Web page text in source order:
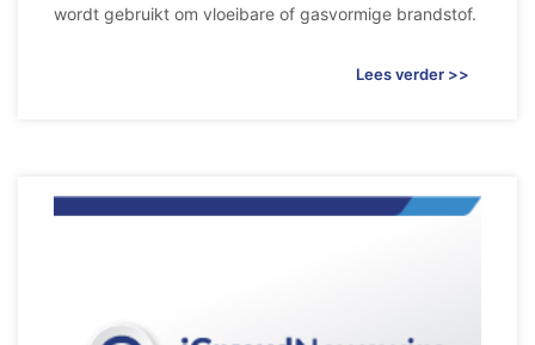
wordt gebruikt om vloeibare of gasvormige brandstof.
Lees verder >>